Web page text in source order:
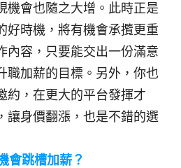
機會也隨之大增。此時正是
好時機，將有機會承攬更重
內容，只要能交出一份滿意
職加薪的目標。另外，你也
約，在更大的平台發揮才
讓身價翻漲，也是不錯的選
會跳槽加薪？